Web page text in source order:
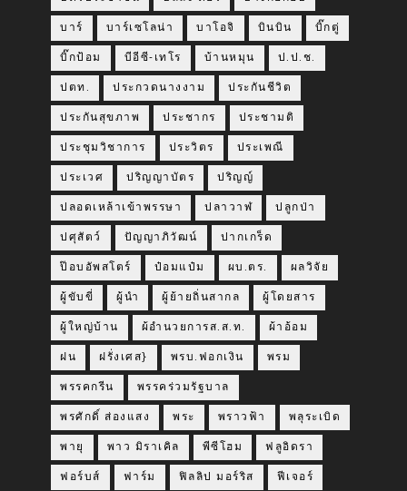
บาร์ บาร์เซโลน่า บาโอจิ บินบิน บิ๊กตู่
บิ๊กป้อม บีอีซี-เทโร บ้านหมุน ป.ป.ช.
ปตท. ประกวดนางงาม ประกันชีวิต
ประกันสุขภาพ ประชากร ประชามติ
ประชุมวิชาการ ประวิตร ประเพณี
ประเวศ ปริญญาบัตร ปริญญ์
ปลอดเหล้าเข้าพรรษา ปลาวาฬ ปลูกป่า
ปศุสัตว์ ปัญญาภิวัฒน์ ปากเกร็ด
ป๊อบอัพสโตร์ ป๋อมแป๋ม ผบ.ตร. ผลวิจัย
ผู้ขับขี่ ผู้นำ ผู้ย้ายถิ่นสากล ผู้โดยสาร
ผู้ใหญ่บ้าน ผ้อำนวยการส.ส.ท. ผ้าอ้อม
ฝน ฝรั่งเศส} พรบ.ฟอกเงิน พรม
พรรคกรีน พรรคร่วมรัฐบาล
พรศักดิ์ ส่องแสง พระ พราวฟ้า พลุระเบิด
พายุ พาว มิราเคิล พีซีโฮม ฟลูอิดรา
ฟอร์บส์ ฟาร์ม ฟิลลิป มอร์ริส ฟีเจอร์